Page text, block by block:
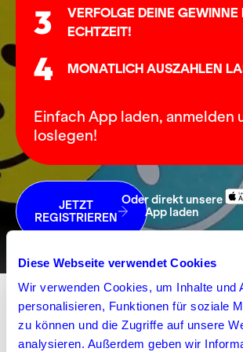
Diese Webseite verwendet Cookies
Wir verwenden Cookies, um Inhalte und
personalisieren, Funktionen für soziale
zu können und die Zugriffe auf unsere
analysieren. Außerdem geben wir
3
VERFOLGE DEINE GEWINNE
ECHTZEIT!
4 MONATLICH AUSZAHLEN
Einfach App laden, anmelden
loslegen!
JETZT
REGISTRIEREN
Oder direkt unsere
App laden